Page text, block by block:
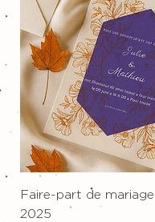
• 140 exemplaires :
• 150 exemplaires :
Faire-part de
2025